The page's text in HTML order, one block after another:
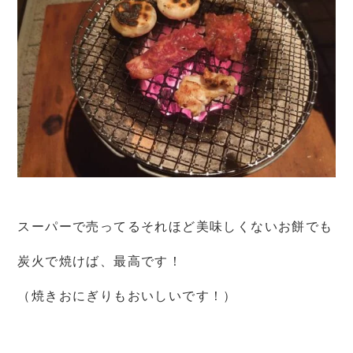
スーパーで売ってるそれほど美味しくないお餅でも
炭火で焼けば、最高です！
（焼きおにぎりもおいしいです！）